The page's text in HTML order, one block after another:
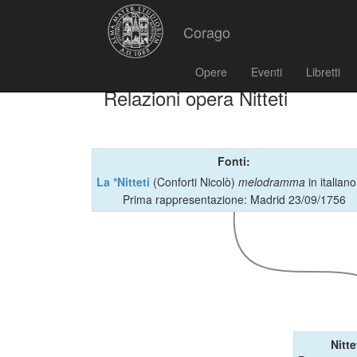
Corago
Opere Eventi Libretti
Relazioni opera Nitteti
Fonti:
La *Nitteti (Conforti Nicolò) melodramma in
Prima rappresentazione: Madrid 23/09/1756